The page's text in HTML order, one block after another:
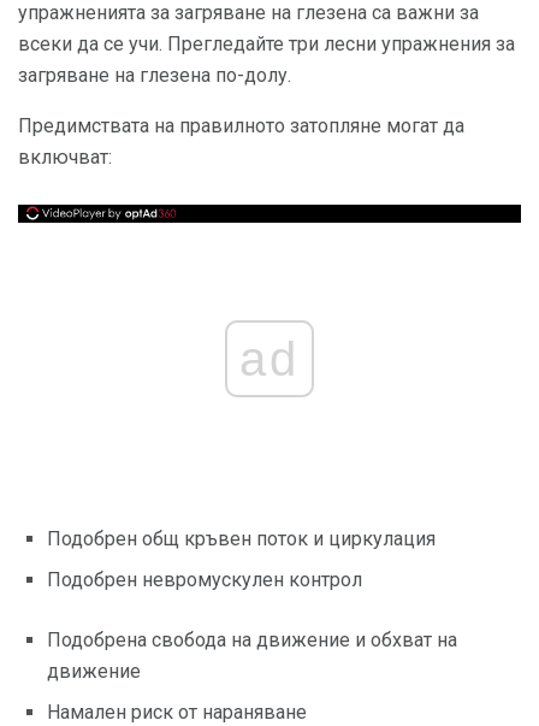
упражненията за загряване на глезена са важни за
всеки да се учи. Прегледайте три лесни упражнения за
загряване на глезена по-долу.
Предимствата на правилното затопляне могат да
включват:
ad
Подобрен общ кръвен поток и циркулация
Подобрен невромускулен контрол
Подобрена свобода на движение и обхват на
движение
Намален риск от нараняване